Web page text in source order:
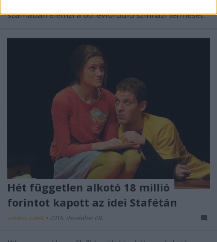
számában elemzi a 60. évforduló színházi termését.
Hét független alkotó 18 millió
forintot kapott az idei Stafétán
szinhaz szerk. • 2016. december 09.